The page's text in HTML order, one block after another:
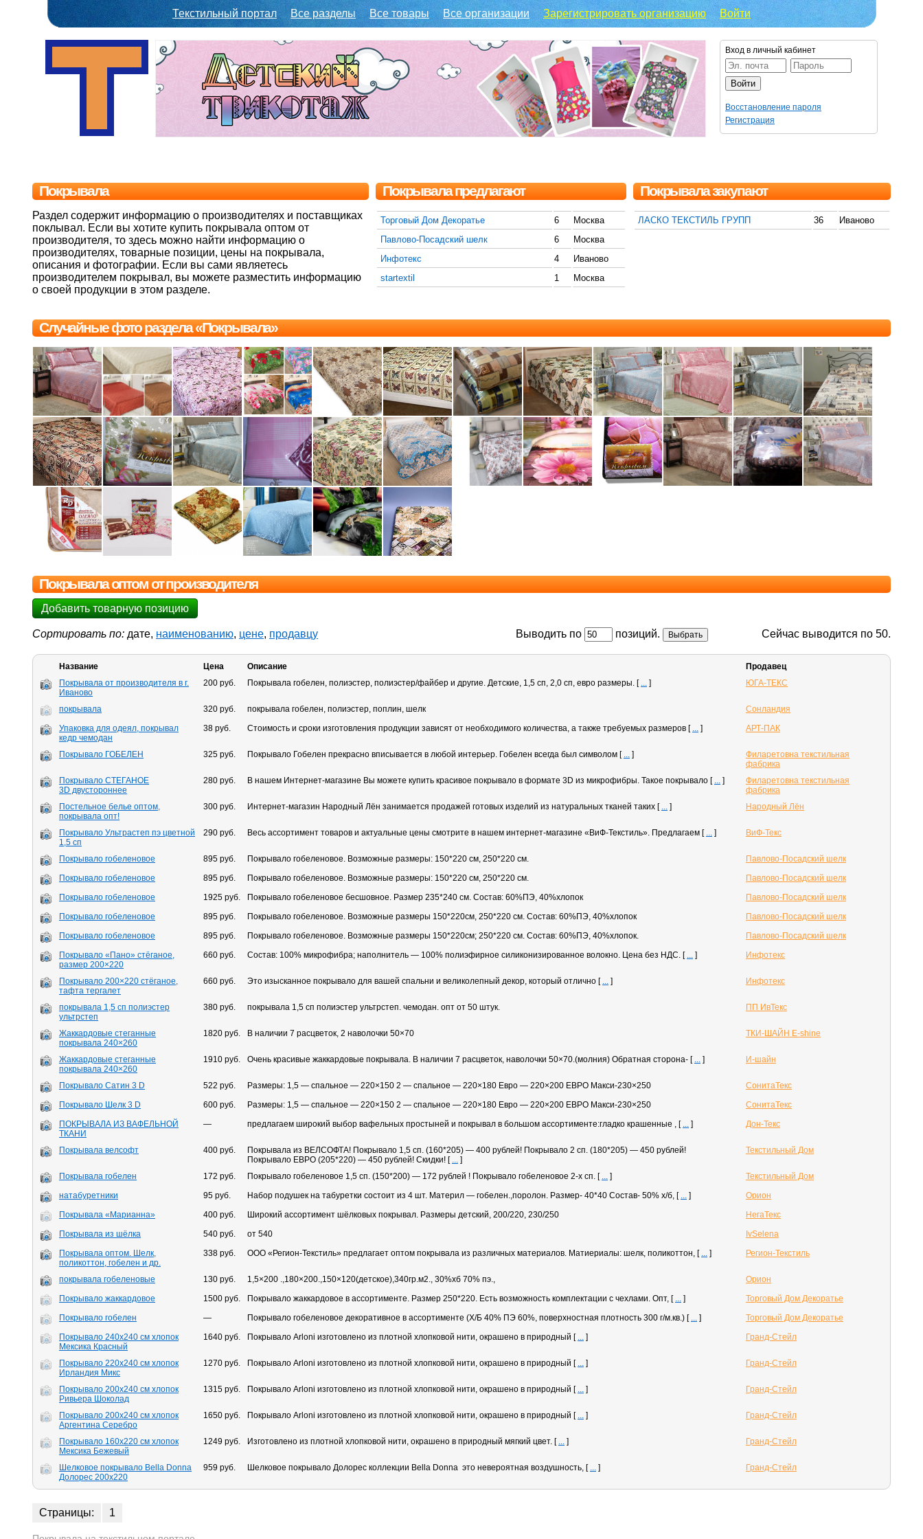
Текстильный портал Все разделы Все товары Все организации Зарегистрировать организацию Войти
Вход в личный кабинет
Восстановление пароля
Регистрация
Покрывала
Раздел содержит информацию о производителях и поставщиках
поклывал. Если вы хотите купить покрывала оптом от
производителя, то здесь можно найти информацию о
производителях, товарные позиции, цены на покрывала,
описания и фотографии. Если вы сами являетесь
производителем покрывал, вы можете разместить информацию
о своей продукции в этом разделе.
Покрывала предлагают
Торговый Дом Декоратье 6
Москва
Павлово-Посадский шелк
6
Москва
Инфотекс
4
Иваново
startextil
1 Москва
Покрывала закупают
ЛАСКО ТЕКСТИЛЬ ГРУПП 36 Иваново
Случайные фото раздела «Покрывала»
Покрывала оптом от производителя
Добавить товарную позицию
Сортировать по: дате, наименованию, цене, продавцу Выводить по позиций. Сейчас выводится по 50.
Название Цена Описание
Продавец
Покрывала от производителя в г.
Иваново
200 руб. Покрывала гобелен, полиэстер, полиэстер/файбер и другие. Детские, 1,5 сп, 2,0 сп, евро размеры. [ ... ] ЮГА-ТЕКС
покрывала 320 руб. покрывала гобелен, полиэстер, поплин, шелк
Сонландия
Упаковка для одеял, покрывал
кедр чемодан
38 руб. Стоимость и сроки изготовления продукции зависят от необходимого количества, а также требуемых размеров [ ... ] АРТ-ПАК
Покрывало ГОБЕЛЕН 325 руб. Покрывало Гобелен прекрасно вписывается в любой интерьер. Гобелен всегда был символом [ ... ]
Филаретовна текстильная
фабрика
Покрывало СТЕГАНОЕ
3D двустороннее
280 руб. В нашем Интернет-магазине Вы можете купить красивое покрывало в формате 3D из микрофибры. Такое покрывало [ ... ]
Филаретовна текстильная
фабрика
Постельное белье оптом,
покрывала опт!
300 руб. Интернет-магазин Народный Лён занимается продажей готовых изделий из натуральных тканей таких [ ... ] Народный Лён
Покрывало Ультрастеп пэ цветной
1,5 сп
290 руб. Весь ассортимент товаров и актуальные цены смотрите в нашем интернет-магазине «ВиФ-Текстиль». Предлагаем [ ... ] ВиФ-Текс
Покрывало гобеленовое 895 руб. Покрывало гобеленовое. Возможные размеры: 150*220 см, 250*220 см.
Павлово-Посадский шелк
Покрывало гобеленовое
895 руб. Покрывало гобеленовое. Возможные размеры: 150*220 см, 250*220 см.
Павлово-Посадский шелк
Покрывало гобеленовое
1925 руб. Покрывало гобеленовое бесшовное. Размер 235*240 см. Состав: 60%ПЭ, 40%хлопок
Павлово-Посадский шелк
Покрывало гобеленовое
895 руб. Покрывало гобеленовое. Возможные размеры 150*220см, 250*220 см. Состав: 60%ПЭ, 40%хлопок
Павлово-Посадский шелк
Покрывало гобеленовое
895 руб. Покрывало гобеленовое. Возможные размеры 150*220см; 250*220 см. Состав: 60%ПЭ, 40%хлопок.
Павлово-Посадский шелк
Покрывало «Пано» стёганое,
размер 200×220
660 руб. Состав: 100% микрофибра; наполнитель — 100% полиэфирное силиконизированное волокно. Цена без НДС. [ ... ] Инфотекс
Покрывало 200×220 стёганое,
тафта тергалет
660 руб. Это изысканное покрывало для вашей спальни и великолепный декор, который отлично [ ... ] Инфотекс
покрывала 1,5 сп полиэстер
ультрстеп
380 руб. покрывала 1,5 сп полиэстер ультрстеп. чемодан. опт от 50 штук. ПП ИвТекс
Жаккардовые стеганные
покрывала 240×260
1820 руб. В наличии 7 расцветок, 2 наволочки 50×70 ТКИ-ШАЙН Е-shine
Жаккардовые стеганные
покрывала 240×260
1910 руб. Очень красивые жаккардовые покрывала. В наличии 7 расцветок, наволочки 50×70.(молния) Обратная сторона- [ ... ] И-шайн
Покрывало Сатин 3 D 522 руб. Размеры: 1,5 — спальное — 220×150 2 — спальное — 220×180 Евро — 220×200 ЕВРО Макси-230×250
СонитаТекс
Покрывало Шелк 3 D
600 руб. Размеры: 1,5 — спальное — 220×150 2 — спальное — 220×180 Евро — 220×200 ЕВРО Макси-230×250
СонитаТекс
ПОКРЫВАЛА ИЗ ВАФЕЛЬНОЙ
ТКАНИ
— предлагаем широкий выбор вафельных простыней и покрывал в большом ассортименте:гладко крашенные , [ ... ] Дон-Текс
Покрывала велсофт 400 руб.
Покрывала из ВЕЛСОФТА! Покрывало 1,5 сп. (160*205) — 400 рублей! Покрывало 2 сп. (180*205) — 450 рублей!
Покрывало ЕВРО (205*220) — 450 рублей! Скидки! [ ... ]
Текстильный Дом
Покрывала гобелен 172 руб. Покрывало гобеленовое 1,5 сп. (150*200) — 172 рублей ! Покрывало гобеленовое 2-х сп. [ ... ]
Текстильный Дом
натабуретники
95 руб. Набор подушек на табуретки состоит из 4 шт. Материл — гобелен.,поролон. Размер- 40*40 Состав- 50% х/б, [ ... ]
Орион
Покрывала «Марианна»
400 руб. Широкий ассортимент шёлковых покрывал. Размеры детский, 200/220, 230/250
НегаТекс
Покрывала из шёлка
540 руб. от 540
IvSelena
Покрывала оптом. Шелк,
поликоттон, гобелен и др.
338 руб. ООО «Регион-Текстиль» предлагает оптом покрывала из различных материалов. Матиериалы: шелк, поликоттон, [ ... ] Регион-Текстиль
покрывала гобеленовые 130 руб. 1,5×200 .,180×200.,150×120(детское),340гр.м2., 30%хб 70% пэ.,
Орион
Покрывало жаккардовое
1500 руб. Покрывало жаккардовое в ассортименте. Размер 250*220. Есть возможность комплектации с чехлами. Опт, [ ... ]
Торговый Дом Декоратье
Покрывало гобелен
— Покрывало гобеленовое декоративное в ассортименте (Х/Б 40% ПЭ 60%, поверхностная плотность 300 г/м.кв.) [ ... ]
Торговый Дом Декоратье
Покрывало 240х240 см хлопок
Мексика Красный
1640 руб. Покрывало Arloni изготовлено из плотной хлопковой нити, окрашено в природный [ ... ] Гранд-Стейл
Покрывало 220х240 см хлопок
Ирландия Микс
1270 руб. Покрывало Arloni изготовлено из плотной хлопковой нити, окрашено в природный [ ... ] Гранд-Стейл
Покрывало 200х240 см хлопок
Ривьера Шоколад
1315 руб. Покрывало Arloni изготовлено из плотной хлопковой нити, окрашено в природный [ ... ] Гранд-Стейл
Покрывало 200х240 см хлопок
Аргентина Серебро
1650 руб. Покрывало Arloni изготовлено из плотной хлопковой нити, окрашено в природный [ ... ] Гранд-Стейл
Покрывало 160х220 см хлопок
Мексика Бежевый
1249 руб. Изготовлено из плотной хлопковой нити, окрашено в природный мягкий цвет. [ ... ] Гранд-Стейл
Шелковое покрывало Bella Donna
Долорес 200х220
959 руб. Шелковое покрывало Долорес коллекции Bella Donna это невероятная воздушность, [ ... ] Гранд-Стейл
Страницы: 1